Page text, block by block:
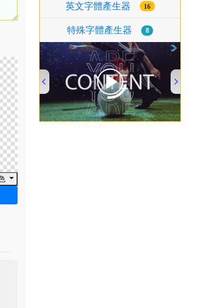
英文字體產生器 16
特殊字體產生器 8
00:00/00:53